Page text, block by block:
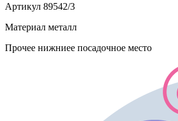
Артикул 89542/3
Материал металл
Прочее нижниее посадочное место